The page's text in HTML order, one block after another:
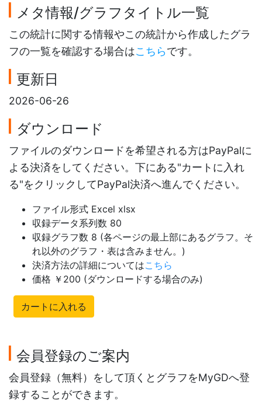
メタ情報/グラフタイトル一覧
この統計に関する情報やこの統計から作成したグラ
フの一覧を確認する場合はこちらです。
更新日
2026-06-26
ダウンロード
ファイルのダウンロードを希望される方はPayPalに
よる決済をしてください。下にある"カートに入れ
る"をクリックしてPayPal決済へ進んでください。
ファイル形式 Excel xlsx
収録データ系列数 80
収録グラフ数 8 (各ページの最上部にあるグラフ。そ
れ以外のグラフ・表は含みません。)
決済方法の詳細についてはこちら
価格 ￥200 (ダウンロードする場合のみ)
カートに入れる
会員登録のご案内
会員登録（無料）をして頂くとグラフをMyGDへ登
録することができます。